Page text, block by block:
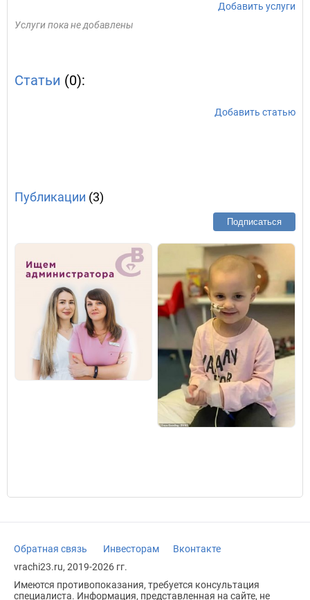
Добавить услуги
Услуги пока не добавлены
Статьи (0):
Добавить статью
Публикации (3)
Подписаться
Обратная связь Инвесторам
Вконтакте
vrachi23.ru, 2019-2026 гг.
Имеются противопоказания, требуется консультация
специалиста. Информация, представленная на сайте, не